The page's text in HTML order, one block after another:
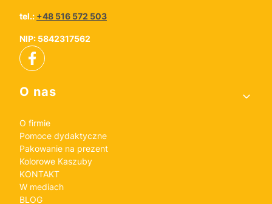
tel.: +48 516 572 503
NIP: 5842317562
Linki w stopce
O nas
O firmie
Pomoce dydaktyczne
Pakowanie na prezent
Kolorowe Kaszuby
KONTAKT
W mediach
BLOG